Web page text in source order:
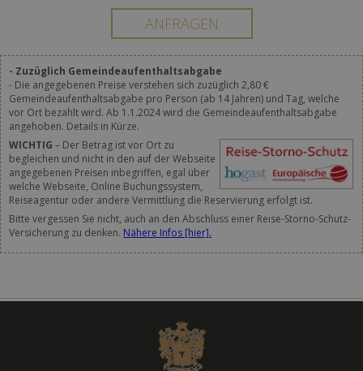
- Zuzüglich Gemeindeaufenthaltsabgabe
- Die angegebenen Preise verstehen sich zuzüglich 2,80 €
Gemeindeaufenthaltsabgabe pro Person (ab 14 Jahren) und Tag, welche
vor Ort bezahlt wird. Ab 1.1.2024 wird die Gemeindeaufenthaltsabgabe
angehoben. Details in Kürze.
WICHTIG – Der Betrag ist vor Ort zu
begleichen und nicht in den auf der Webseite
angegebenen Preisen inbegriffen, egal über
welche Webseite, Online Buchungssystem,
Reiseagentur oder andere Vermittlung die Reservierung erfolgt ist.
Bitte vergessen Sie nicht, auch an den Abschluss einer Reise-Storno-Schutz-
Versicherung zu denken. Nähere Infos [hier].